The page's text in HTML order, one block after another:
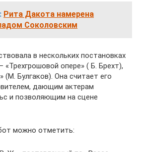
Рита Дакота намерена
Соколовским
в нескольких постановках
«Трехгрошовой опере» ( Б. Брехт),
(М. Булгаков). Она считает его
дающим актерам
и позволяющим на сцене
можно отметить: